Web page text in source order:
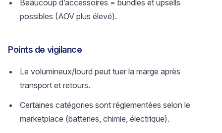
Beaucoup d’accessoires = bundles et upsells
possibles (AOV plus élevé).
Points de vigilance
Le volumineux/lourd peut tuer la marge après
transport et retours.
Certaines catégories sont réglementées selon le
marketplace (batteries, chimie, électrique).